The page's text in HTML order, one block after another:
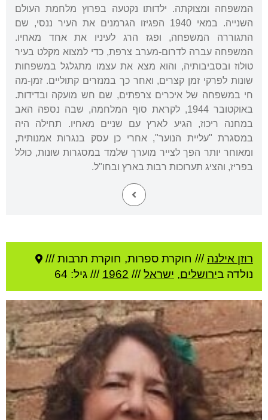
המשפחה ומצוקתה. ילדותו נקטעה בפרוץ מלחמת העולם
השנייה. במאי 1940 הפגיזו הגרמנים את העיר ננסי, שם
התגוררה המשפחה, ופגז הרג לעיניו את אחד מאחיו.
המשפחה עברה לדרום-מערב צרפת, כדי למצוא מקלט בעיר
טולוז ובסביבותיה, והוא מצא את עצמו מתגלגל במשפחות
שונות לפרקי זמן קצרים, ואחר כך במנזרים קתוליים. זמן-מה
חי במשפחה של איכרים צרפתים, שם חש מועקה ובדידות.
באוקטובר 1944, לקראת סוף המלחמה, שבה נספה האב
במחנה ריכוז, הגיע לארץ עם שניים מאחיו. תחילה היה
במסגרת "עליית הנוער", אחרי כן עסק בנגרות אמנותית,
ומאוחר יותר הפך לצייר מוערך שלמד במסגרות שונות, כולל
בפריז, והציג תערוכות רבות בארץ ובחו"ל.
רוזן אילנה /// חוקרת ספרות, חוקרת תרבות ///
נולדה בירושלים, ישראל///
1962 /// גיל: 64